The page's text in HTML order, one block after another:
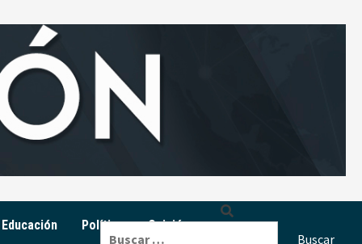
Educación Política Opinión